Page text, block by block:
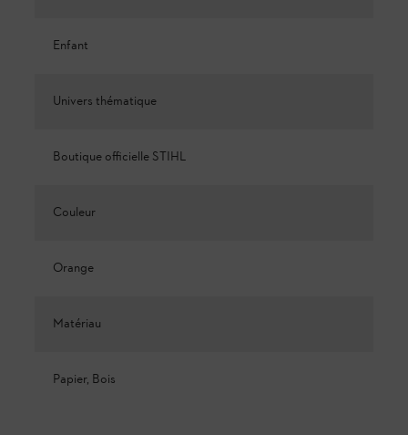
Enfant
Univers thématique
Boutique officielle STIHL
Couleur
Orange
Matériau
Papier, Bois